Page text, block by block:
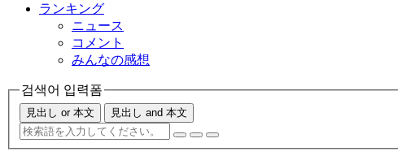
ランキング
ニュース
コメント
みんなの感想
검색어 입력폼
見出し or 本文 見出し and 本文